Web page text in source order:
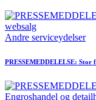
Andre serviceydelser
PRESSEMEDDELELSE: Stor
Engroshandel og